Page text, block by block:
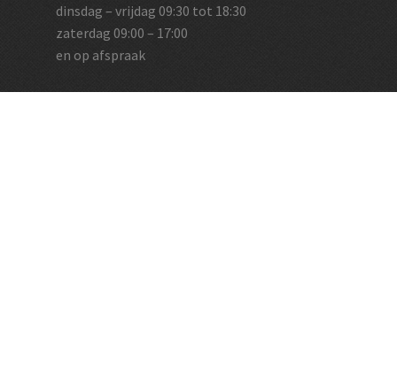
dinsdag – vrijdag 09:30 tot 18:30
zaterdag 09:00 – 17:00
en op afspraak